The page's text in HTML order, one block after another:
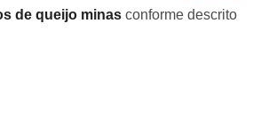
de queijo minas conforme descrito